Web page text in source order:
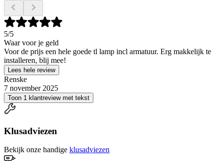
5/5
Waar voor je geld
Voor de prijs een hele goede tl lamp incl armatuur. Erg makkelijk te
installeren, blij mee!
Lees hele review
Renske
7 november 2025
Toon 1 klantreview met tekst
Klusadviezen
Bekijk onze handige klusadviezen